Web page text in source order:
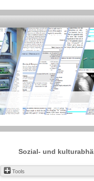
Sozial- und
Tools